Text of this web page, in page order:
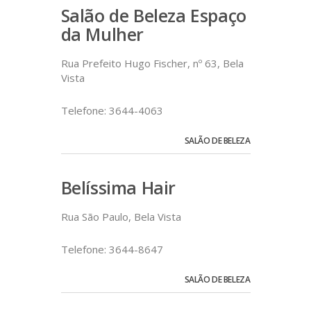
Salão de Beleza Espaço
da Mulher
Rua Prefeito Hugo Fischer, nº 63, Bela
Vista
Telefone: 3644-4063
SALÃO DE BELEZA
Belíssima Hair
Rua São Paulo, Bela Vista
Telefone: 3644-8647
SALÃO DE BELEZA